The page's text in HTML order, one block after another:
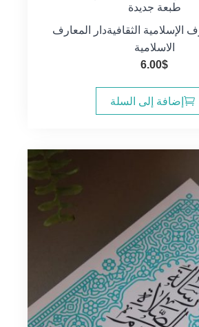
طبعة جديدة
الإسلامية الثقافيةدار المعارف
الاسلامية
6.00$
إضافة إلى السلة